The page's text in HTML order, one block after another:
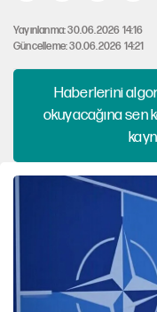
Yayınlanma: 30.06.2026 14:16
Güncelleme: 30.06.2026 14:21
Haberlerini
okuyacağına sen